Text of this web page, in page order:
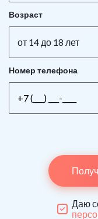
Возраст
от 14 до 18 лет
Номер телефона
Даю